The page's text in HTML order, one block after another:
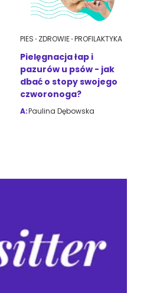
PIES ZDROWIE PROFILAKTYKA
Pielęgnacja łap i
pazurów u psów - jak
dbać o stopy swojego
czworonoga?
A:Paulina Dębowska